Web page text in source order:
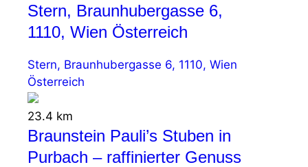
Stern, Braunhubergasse 6,
1110, Wien Österreich
Stern, Braunhubergasse 6, 1110, Wien
Österreich
23.4 km
Braunstein Pauli’s Stuben in
Purbach – raffinierter Genuss